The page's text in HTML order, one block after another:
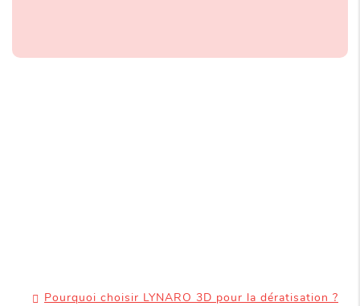
Pourquoi choisir LYNARO 3D pour la dératisation ?